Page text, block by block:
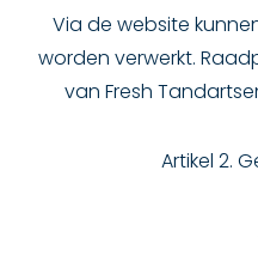
Via de website
worden verwerkt.
van Fresh
Artikel 2.